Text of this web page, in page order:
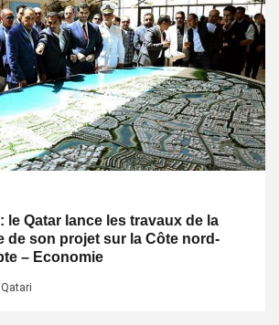
le Qatar lance les travaux de la
de son projet sur la Côte nord-
– Economie
Qatari